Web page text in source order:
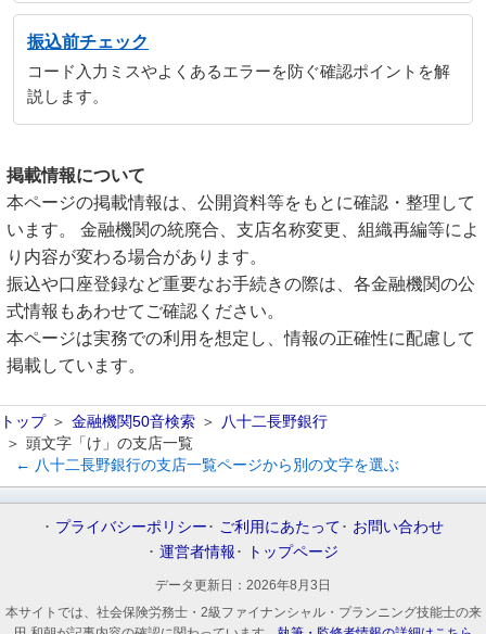
振込前チェック
コード入力ミスやよくあるエラーを防ぐ確認ポイントを解
説します。
掲載情報について
本ページの掲載情報は、公開資料等をもとに確認・整理して
います。 金融機関の統廃合、支店名称変更、組織再編等によ
り内容が変わる場合があります。
振込や口座登録など重要なお手続きの際は、各金融機関の公
式情報もあわせてご確認ください。
本ページは実務での利用を想定し、情報の正確性に配慮して
掲載しています。
トップ 金融機関50音検索
八十二長野銀行
頭文字「け」の支店一覧
← 八十二長野銀行の支店一覧ページから別の文字を選ぶ
プライバシーポリシー ご利用にあたって
お問い合わせ
運営者情報
トップページ
データ更新日： 2026年8月3日
本サイトでは、社会保険労務士・2級ファイナンシャル・プランニング技能士の来